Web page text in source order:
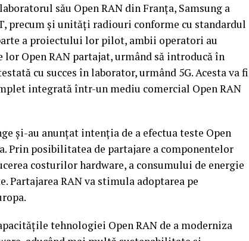
său Open RAN din Franța, Samsung a
precum și unități radiouri conforme cu standardul
a proiectului lor pilot, ambii operatori au
Open RAN partajat, urmând să introducă în
cu succes în laborator, urmând 5G. Acesta va fi
integrată într-un mediu comercial Open RAN
și-au anunțat intenția de a efectua teste Open
Prin posibilitatea de partajare a componentelor
costurilor hardware, a consumului de energie
Partajarea RAN va stimula adoptarea pe
tehnologiei Open RAN de a moderniza